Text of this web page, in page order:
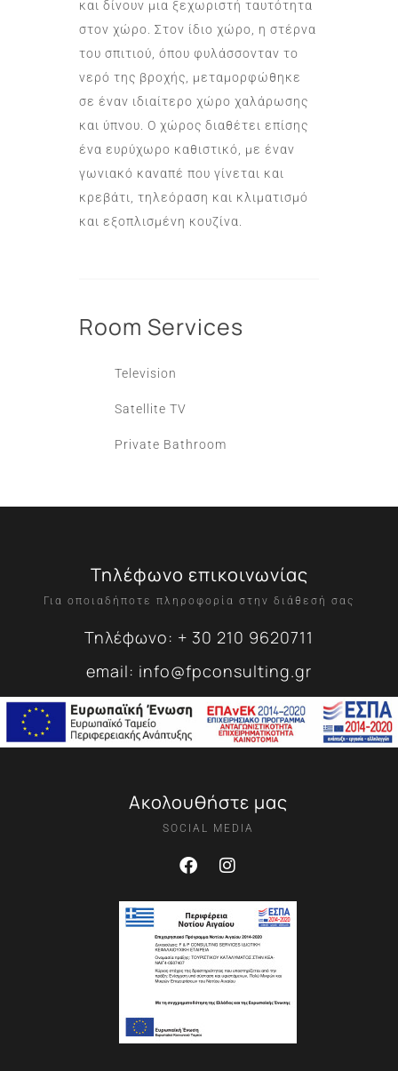
και δίνουν μια ξεχωριστή ταυτότητα
στον χώρο. Στον ίδιο χώρο, η στέρνα
του σπιτιού, όπου φυλάσσονταν το
νερό της βροχής, μεταμορφώθηκε
σε έναν ιδιαίτερο χώρο χαλάρωσης
και ύπνου. Ο χώρος διαθέτει επίσης
ένα ευρύχωρο καθιστικό, με έναν
γωνιακό καναπέ που γίνεται και
κρεβάτι, τηλεόραση και κλιματισμό
και εξοπλισμένη κουζίνα.
Room Services
Television
Satellite TV
Private Bathroom
Τηλέφωνο επικοινωνίας
Για οποιαδήποτε πληροφορία στην διάθεσή σας
Τηλέφωνο: + 30 210 9620711
email: info@fpconsulting.gr
Ακολουθήστε μας
SOCIAL MEDIA